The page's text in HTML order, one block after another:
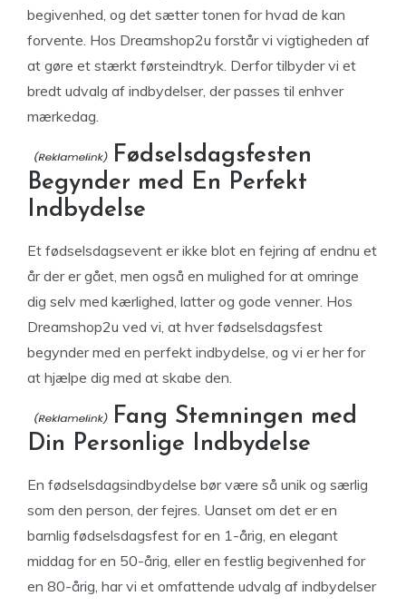
begivenhed, og det sætter tonen for hvad de kan
forvente. Hos Dreamshop2u forstår vi vigtigheden af
at gøre et stærkt førsteindtryk. Derfor tilbyder vi et
bredt udvalg af indbydelser, der passes til enhver
mærkedag.
Fødselsdagsfesten
Begynder med En Perfekt
Indbydelse
Et fødselsdagsevent er ikke blot en fejring af endnu et
år der er gået, men også en mulighed for at omringe
dig selv med kærlighed, latter og gode venner. Hos
Dreamshop2u ved vi, at hver fødselsdagsfest
begynder med en perfekt indbydelse, og vi er her for
at hjælpe dig med at skabe den.
Fang Stemningen med
Din Personlige Indbydelse
En fødselsdagsindbydelse bør være så unik og særlig
som den person, der fejres. Uanset om det er en
barnlig fødselsdagsfest for en 1-årig, en elegant
middag for en 50-årig, eller en festlig begivenhed for
en 80-årig, har vi et omfattende udvalg af indbydelser